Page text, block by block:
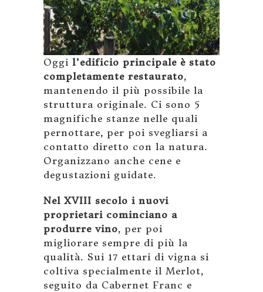
Oggi l’edificio principale è stato
completamente restaurato,
mantenendo il più possibile la
struttura originale. Ci sono 5
magnifiche stanze nelle quali
pernottare, per poi svegliarsi a
contatto diretto con la natura.
Organizzano anche cene e
degustazioni guidate.
Nel XVIII secolo i nuovi
proprietari cominciano a
produrre vino, per poi
migliorare sempre di più la
qualità. Sui 17 ettari di vigna si
coltiva specialmente il Merlot,
seguito da Cabernet Franc e